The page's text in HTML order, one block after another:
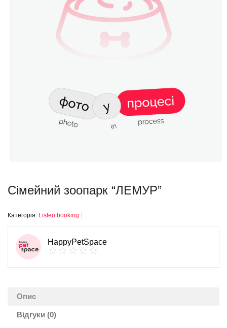
Сімейний зоопарк “ЛЕМУР”
Категорія: Listeo booking
HappyPetSpace
Опис
Відгуки (0)